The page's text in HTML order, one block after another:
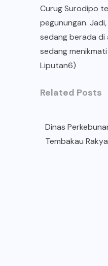
Curug Surodipo
pegunungan.
sedang berada di
sedang
Liputan6)
Related Posts
Dinas
Tembakau